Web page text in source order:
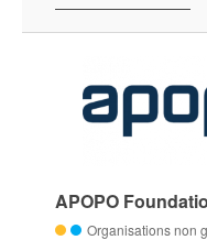
APOPO
Organisations non